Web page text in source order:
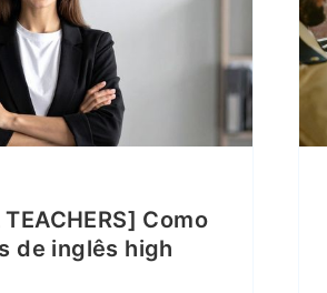
TEACHERS] Como
de inglês high